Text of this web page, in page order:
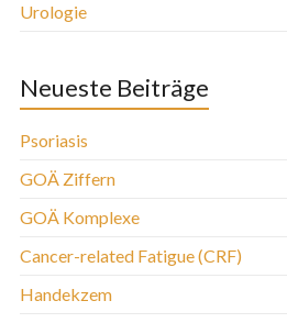
Urologie
Neueste Beiträge
Psoriasis
GOÄ Ziffern
GOÄ Komplexe
Cancer-related Fatigue (CRF)
Handekzem